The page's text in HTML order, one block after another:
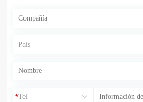
*
*